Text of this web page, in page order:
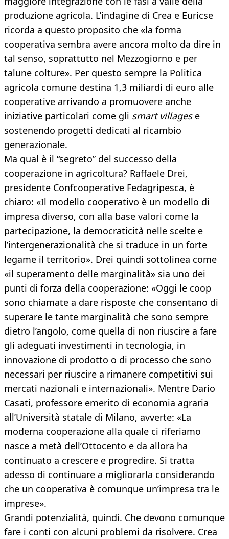
produzione agricola. L’indagine di Crea e Euricse
ricorda a questo proposito che «la forma
cooperativa sembra avere ancora molto da dire in
tal senso, soprattutto nel Mezzogiorno e per
talune colture». Per questo sempre la Politica
agricola comune destina 1,3 miliardi di euro alle
cooperative arrivando a promuovere anche
iniziative particolari come gli smart villagese
sostenendo progetti dedicati al ricambio
generazionale.
Ma qual è il “segreto” del successo della
cooperazione in agricoltura? Raffaele Drei,
presidente Confcooperative Fedagripesca, è
chiaro: «Il modello cooperativo è un modello di
impresa diverso, con alla base valori come la
partecipazione, la democraticità nelle scelte e
l’intergenerazionalità che si traduce in un forte
legame il territorio». Drei quindi sottolinea come
«il superamento delle marginalità» sia uno dei
punti di forza della cooperazione: «Oggi le coop
sono chiamate a dare risposte che consentano di
superare le tante marginalità che sono sempre
dietro l’angolo, come quella di non riuscire a fare
gli adeguati investimenti in tecnologia, in
innovazione di prodotto o di processo che sono
necessari per riuscire a rimanere competitivi sui
mercati nazionali e internazionali». Mentre Dario
Casati, professore emerito di economia agraria
all’Università statale di Milano, avverte: «La
moderna cooperazione alla quale ci riferiamo
nasce a metà dell’Ottocento e da allora ha
continuato a crescere e progredire. Si tratta
adesso di continuare a migliorarla considerando
che un cooperativa è comunque un’impresa tra le
imprese».
Grandi potenzialità, quindi. Che devono comunque
fare i conti con alcuni problemi da risolvere. Crea